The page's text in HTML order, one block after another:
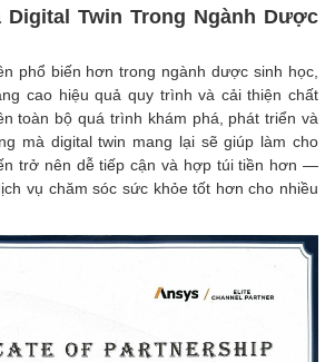
Twin Trong Ngành Dược
phổ biến hơn trong ngành dược sinh học,
cao hiệu quả quy trình và cải thiện chất
toàn bộ quá trình khám phá, phát triển và
mà digital twin mang lại sẽ giúp làm cho
trở nên dễ tiếp cận và hợp túi tiền hơn —
vụ chăm sóc sức khỏe tốt hơn cho nhiều